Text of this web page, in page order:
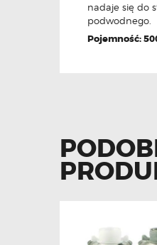
nadaje się do
podwodnego.
Pojemność: